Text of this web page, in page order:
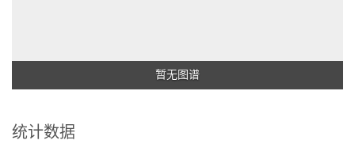
暂无图谱
统计数据